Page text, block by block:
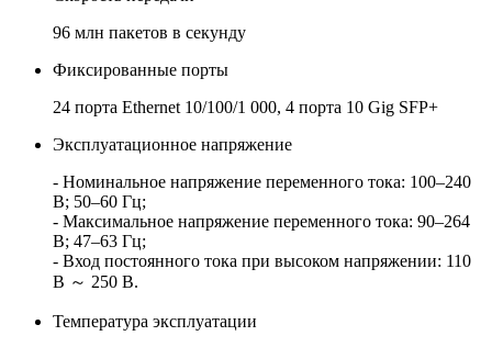
96 млн пакетов в секунду
Фиксированные порты
24 порта Ethernet 10/100/1 000, 4 порта 10 Gig SFP+
Эксплуатационное напряжение
- Номинальное напряжение переменного тока: 100–240
В; 50–60 Гц;
- Максимальное напряжение переменного тока: 90–264
В; 47–63 Гц;
- Вход постоянного тока при высоком напряжении: 110
В ～ 250 В.
Температура эксплуатации